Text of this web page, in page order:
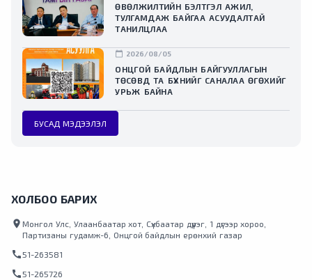
ӨВӨЛЖИЛТИЙН БЭЛТГЭЛ АЖИЛ,
ТУЛГАМДАЖ БАЙГАА АСУУДАЛТАЙ
ТАНИЛЦЛАА
calendar_today 2026/08/05
ОНЦГОЙ БАЙДЛЫН БАЙГУУЛЛАГЫН
ТӨСӨВД ТА БҮХНИЙГ САНАЛАА ӨГӨХИЙГ
УРЬЖ БАЙНА
БУСАД МЭДЭЭЛЭЛ
ХОЛБОО БАРИХ
location_on Монгол Улс, Улаанбаатар хот, Сүхбаатар дүүрэг, 1 дүгээр хороо,
Партизаны гудамж-6, Онцгой байдлын ерөнхий газар
call 51-263581
call 51-265726